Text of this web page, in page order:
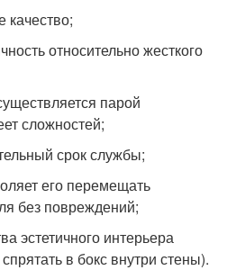
относительно жесткого
парой
сложностей;
срок службы;
его перемещать
без повреждений;
эстетичного интерьера
в бокс внутри стены).